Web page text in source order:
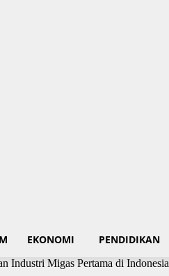
EKONOMI PENDIDIKAN
Industri Migas Pertama di Indonesia